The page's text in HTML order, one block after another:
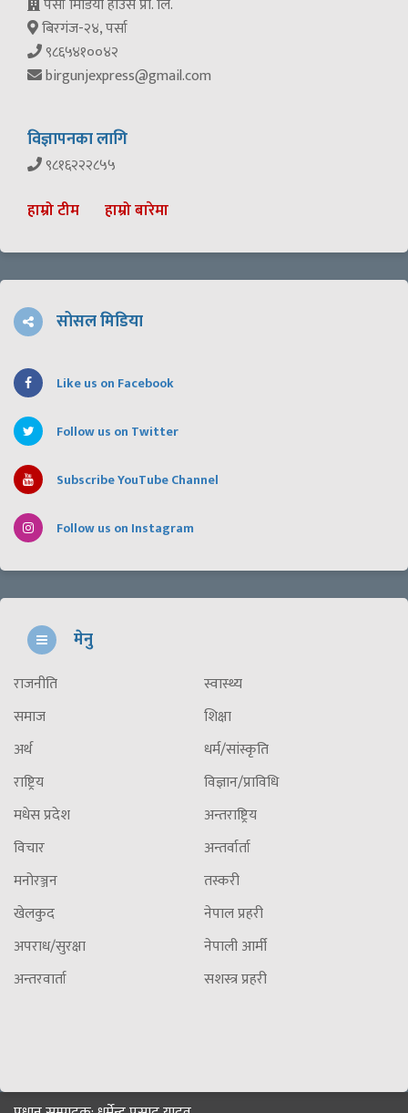
पर्सा मिडिया हाउस प्रा. लि.
बिरगंज-२४, पर्सा
९८६५४१००४२
birgunjexpress@gmail.com
विज्ञापनका लागि
९८१६२२२८५५
हाम्रो टीम हाम्रो बारेमा
सोसल मिडिया
Like us on Facebook
Follow us on Twitter
Subscribe YouTube Channel
Follow us on Instagram
मेनु
राजनीति
समाज
अर्थ
राष्ट्रिय
मधेस प्रदेश
विचार
मनोरञ्जन
खेलकुद
अपराध/सुरक्षा
अन्तरवार्ता
स्वास्थ्य
शिक्षा
धर्म/सांस्कृति
विज्ञान/प्राविधि
अन्तराष्ट्रिय
अन्तर्वार्ता
तस्करी
नेपाल प्रहरी
नेपाली आर्मी
सशस्त्र प्रहरी